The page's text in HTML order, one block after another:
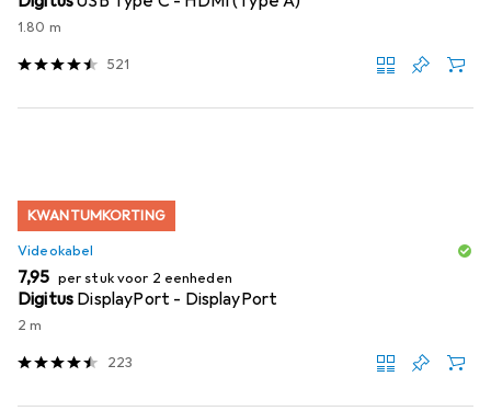
1.80 m
521
KWANTUMKORTING
Videokabel
EUR
7,95 per stuk voor 2 eenheden
Digitus DisplayPort - DisplayPort
2 m
223